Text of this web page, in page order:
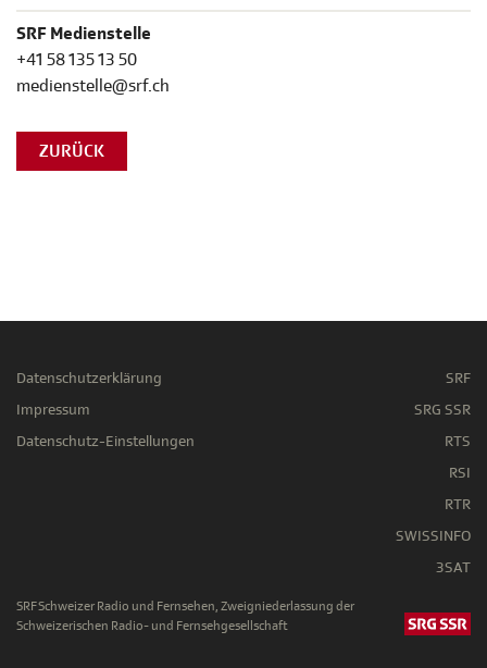
SRF Medienstelle
+41 58 135 13 50
medienstelle@srf.ch
ZURÜCK
Datenschutzerklärung
Impressum
Datenschutz-Einstellungen
SRF
SRG SSR
RTS
RSI
RTR
SWISSINFO
3SAT
SRF Schweizer Radio und Fernsehen, Zweigniederlassung der
Schweizerischen Radio- und Fernsehgesellschaft